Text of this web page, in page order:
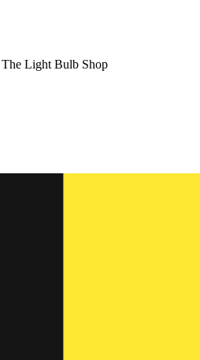
The Light Bulb Shop